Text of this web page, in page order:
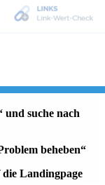
und suche nach
beheben“
Landingpage